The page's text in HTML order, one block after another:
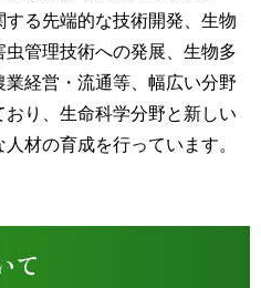
る先端的な技術開発、生物
管理技術への発展、生物多
経営・流通等、幅広い分野
り、生命科学分野と新しい
材の育成を行っています。
て